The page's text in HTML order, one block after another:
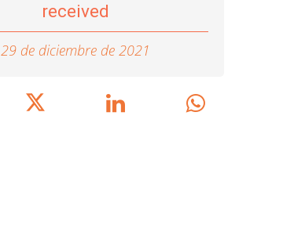
received
29 de diciembre de 2021